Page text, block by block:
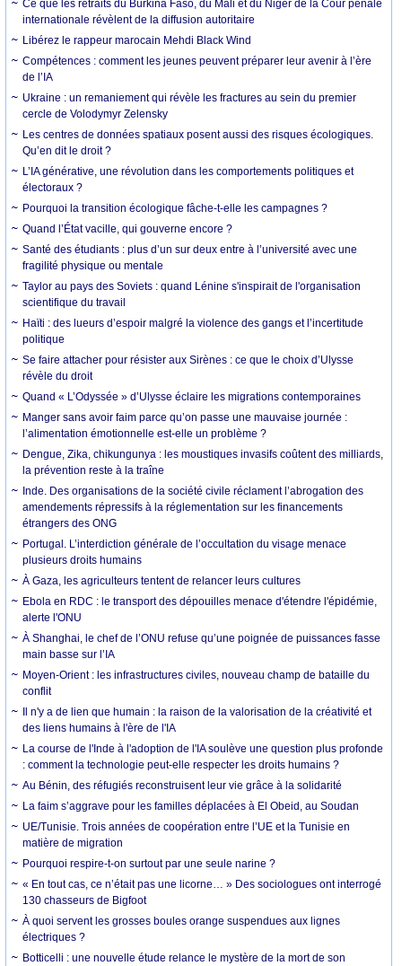
Ce que les retraits du Burkina Faso, du Mali et du Niger de la Cour pénale
internationale révèlent de la diffusion autoritaire
Libérez le rappeur marocain Mehdi Black Wind
Compétences : comment les jeunes peuvent préparer leur avenir à l’ère
de l’IA
Ukraine : un remaniement qui révèle les fractures au sein du premier
cercle de Volodymyr Zelensky
Les centres de données spatiaux posent aussi des risques écologiques.
Qu’en dit le droit ?
L’IA générative, une révolution dans les comportements politiques et
électoraux ?
Pourquoi la transition écologique fâche-t-elle les campagnes ?
Quand l’État vacille, qui gouverne encore ?
Santé des étudiants : plus d’un sur deux entre à l’université avec une
fragilité physique ou mentale
Taylor au pays des Soviets : quand Lénine s'inspirait de l'organisation
scientifique du travail
Haïti : des lueurs d’espoir malgré la violence des gangs et l’incertitude
politique
Se faire attacher pour résister aux Sirènes : ce que le choix d’Ulysse
révèle du droit
Quand « L’Odyssée » d’Ulysse éclaire les migrations contemporaines
Manger sans avoir faim parce qu’on passe une mauvaise journée :
l’alimentation émotionnelle est-elle un problème ?
Dengue, Zika, chikungunya : les moustiques invasifs coûtent des milliards,
la prévention reste à la traîne
Inde. Des organisations de la société civile réclament l’abrogation des
amendements répressifs à la réglementation sur les financements
étrangers des ONG
Portugal. L’interdiction générale de l’occultation du visage menace
plusieurs droits humains
À Gaza, les agriculteurs tentent de relancer leurs cultures
Ebola en RDC : le transport des dépouilles menace d'étendre l'épidémie,
alerte l'ONU
À Shanghai, le chef de l’ONU refuse qu’une poignée de puissances fasse
main basse sur l’IA
Moyen-Orient : les infrastructures civiles, nouveau champ de bataille du
conflit
Il n'y a de lien que humain : la raison de la valorisation de la créativité et
des liens humains à l'ère de l'IA
La course de l'Inde à l'adoption de l'IA soulève une question plus profonde
: comment la technologie peut-elle respecter les droits humains ?
Au Bénin, des réfugiés reconstruisent leur vie grâce à la solidarité
La faim s’aggrave pour les familles déplacées à El Obeid, au Soudan
UE/Tunisie. Trois années de coopération entre l’UE et la Tunisie en
matière de migration
Pourquoi respire-t-on surtout par une seule narine ?
« En tout cas, ce n’était pas une licorne… » Des sociologues ont interrogé
130 chasseurs de Bigfoot
À quoi servent les grosses boules orange suspendues aux lignes
électriques ?
Botticelli : une nouvelle étude relance le mystère de la mort de son